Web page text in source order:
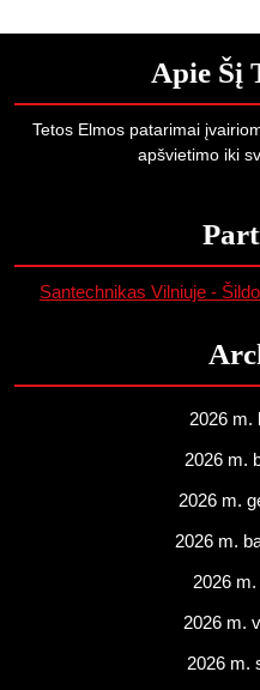
Apie Šį
Tetos Elmos patarimai
apšvietimo iki
Santechnikas Vilniuje -
2026 m.
2026 m.
2026 m.
2026 m.
2026
2026 m.
2026 m.